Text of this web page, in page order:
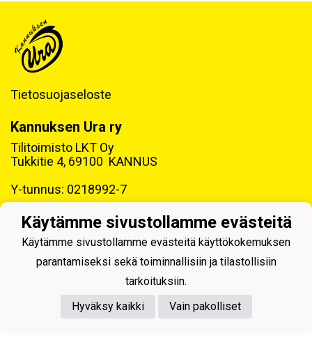
Tietosuojaseloste
Kannuksen Ura ry
Tilitoimisto LKT Oy
Tukkitie 4, 69100 KANNUS
Y-tunnus: 0218992-7
Käytämme sivustollamme evästeitä
Käytämme sivustollamme evästeitä käyttökokemuksen
parantamiseksi sekä toiminnallisiin ja tilastollisiin
tarkoituksiin.
Hyväksy kaikki
Vain pakolliset